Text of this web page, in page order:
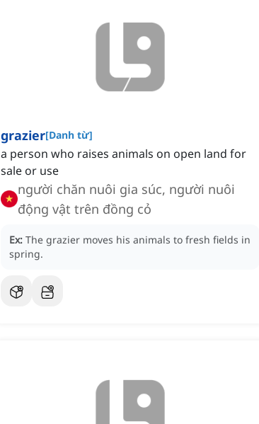
grazier[Danh từ]
a person who raises animals on open land for
sale or use
người chăn nuôi gia súc, người nuôi
động vật trên đồng cỏ
Ex: The grazier moves his animals to fresh fields in
spring.